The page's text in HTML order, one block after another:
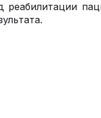
реабилитации